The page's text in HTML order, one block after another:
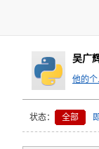
吴广
他的
状态： 全部